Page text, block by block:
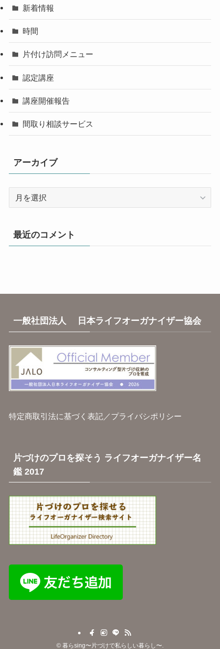
新着情報
時間
片付け訪問メニュー
認定講座
講座開催報告
間取り相談サービス
アーカイブ
イ
最近のコメント
一般社団法人 日本ライフオーガナイザー協会
特定商取引法に基づく表記／プライバシポリシー
片づけのプロを探そう ライフオーガナイザー名
鑑 2017
© 暮らsing〜片づけで私らしい暮らし〜.